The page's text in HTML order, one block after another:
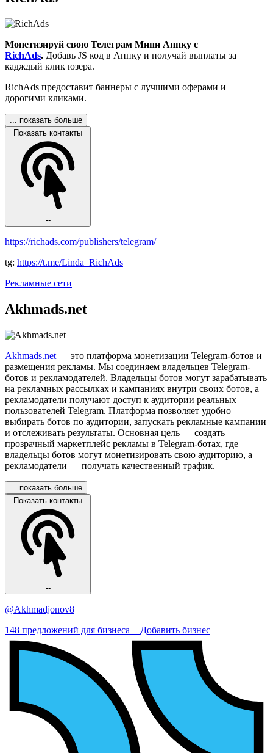
Монетизируй свою Телеграм Мини Аппку с
RichAds. Добавь JS код в Аппку и получай выплаты за
кадждый клик юзера.
RichAds предоставит баннеры с лучшими оферами и
дорогими кликами.
... показать больше
Показать контакты
--
https://richads.com/publishers/telegram/
tg: https://t.me/Linda_RichAds
Рекламные сети
Akhmads.net
Akhmads.net — это платформа монетизации Telegram-ботов и
размещения рекламы. Мы соединяем владельцев Telegram-
ботов и рекламодателей. Владельцы ботов могут зарабатывать
на рекламных рассылках и кампаниях внутри своих ботов, а
рекламодатели получают доступ к аудитории реальных
пользователей Telegram. Платформа позволяет удобно
выбирать ботов по аудитории, запускать рекламные кампании
и отслеживать результаты. Основная цель — создать
прозрачный маркетплейс рекламы в Telegram-ботах, где
владельцы ботов могут монетизировать свою аудиторию, а
рекламодатели — получать качественный трафик.
... показать больше
Показать контакты
--
@Akhmadjonov8
148 предложений для бизнеса + Добавить бизнес